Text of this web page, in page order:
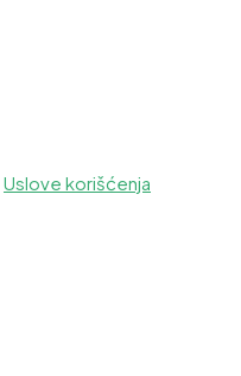
Uslove korišćenja